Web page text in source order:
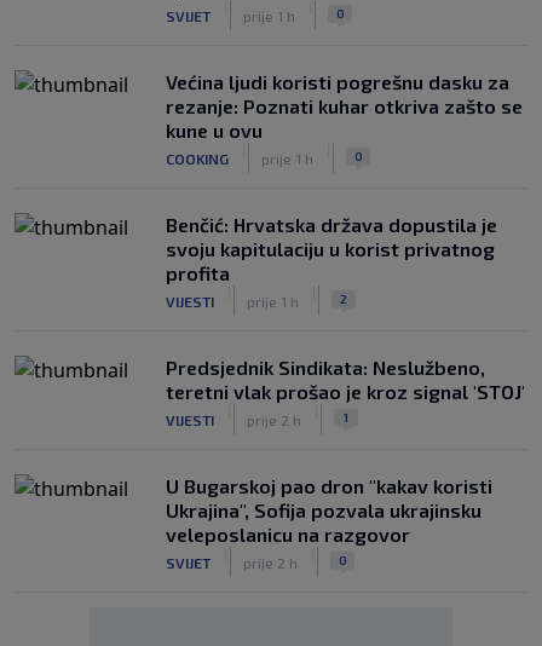
SVIJET prije 1 h 0
Većina ljudi koristi pogrešnu dasku za
rezanje: Poznati kuhar otkriva zašto se
kune u ovu
COOKING prije 1 h 0
Benčić: Hrvatska država dopustila je
svoju kapitulaciju u korist privatnog
profita
VIJESTI prije 1 h 2
Predsjednik Sindikata: Neslužbeno,
teretni vlak prošao je kroz signal 'STOJ'
VIJESTI prije 2 h 1
U Bugarskoj pao dron "kakav koristi
Ukrajina", Sofija pozvala ukrajinsku
veleposlanicu na razgovor
SVIJET prije 2 h 0